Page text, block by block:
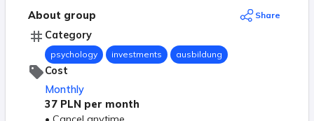
About group Share
Category
psychology investments ausbildung
Cost
Monthly
37 PLN per month